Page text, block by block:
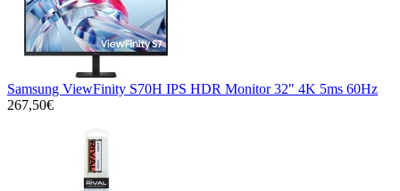
Samsung ViewFinity S70H IPS HDR Monitor 32" 4K 5ms 60Hz
267,50€